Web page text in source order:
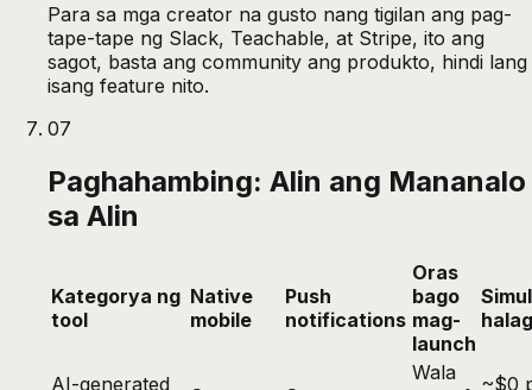
Para sa mga creator na gusto nang tigilan ang pag-
tape-tape ng Slack, Teachable, at Stripe, ito ang
sagot, basta ang community ang produkto, hindi lang
isang feature nito.
07
Paghahambing: Alin ang Mananalo
sa Alin
Kategorya ng
tool
Native
mobile
Push
notifications
Oras
bago
mag-
launch
AI-generated
Wala
~$0